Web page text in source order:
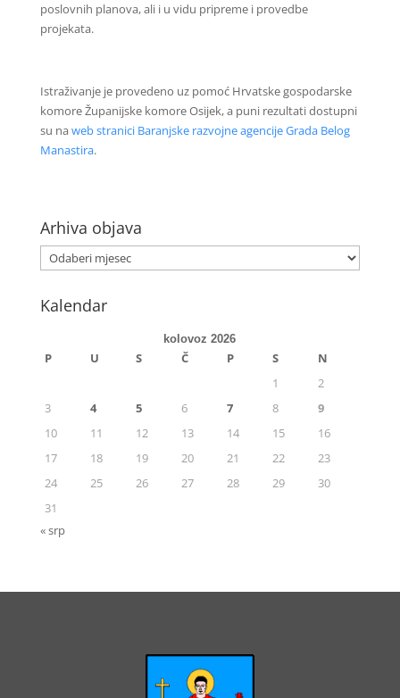
poslovnih planova, ali i u vidu pripreme i provedbe
projekata.
Istraživanje je provedeno uz pomoć Hrvatske gospodarske
komore Županijske komore Osijek, a puni rezultati dostupni
su naweb stranici Baranjske razvojne agencije Grada Belog
Manastira.
Arhiva objava
Kalendar
kolovoz 2026
P U S Č P S
N
1
2
3
4 5 6 7 8
9
10
11 12 13 14 15
16
17
18 19 20 21 22
23
24
25 26 27 28 29
30
31
« srp